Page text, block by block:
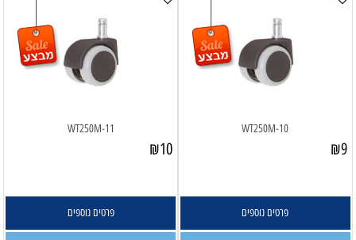
WT250M-10
₪9
פרטים נוספים
WT250M-11
₪10
פרטים נוספים